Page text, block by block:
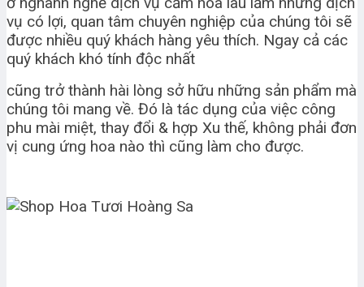
vụ có lợi, quan tâm chuyên nghiệp của chúng tôi sẽ
được nhiều quý khách hàng yêu thích. Ngay cả các
quý khách khó tính độc nhất
cũng trở thành hài lòng sở hữu những sản phẩm mà
chúng tôi mang về. Đó là tác dụng của việc công
phu mài miệt, thay đổi & hợp Xu thế, không phải đơn
vị cung ứng hoa nào thì cũng làm cho được.